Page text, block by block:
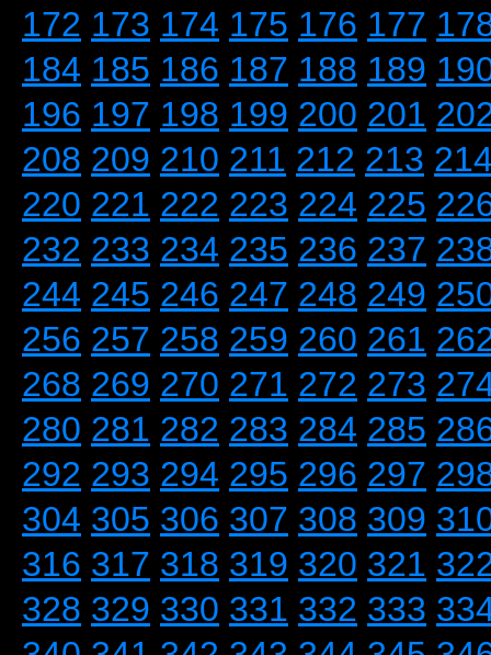
172 173 174 175 176 177
184 185 186 187 188 189
196 197 198 199 200 201
208 209 210 211 212 213
220 221 222 223 224 225
232 233 234 235 236 237
244 245 246 247 248 249
256 257 258 259 260 261
268 269 270 271 272 273
280 281 282 283 284 285
292 293 294 295 296 297
304 305 306 307 308 309
316 317 318 319 320 321
328 329 330 331 332 333